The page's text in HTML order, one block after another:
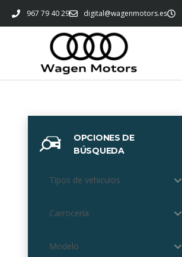
967 79 40 29 digital@wagenmotors.es
OPCIONES DE
BÚSQUEDA
Tipos de vehiculos
Carrocería
Modelo